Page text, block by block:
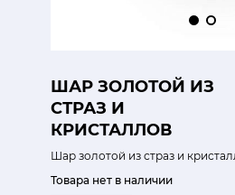
ШАР ЗОЛОТОЙ ИЗ
СТРАЗ И
КРИСТАЛЛОВ
Шар золотой из страз и
Товара нет в наличии